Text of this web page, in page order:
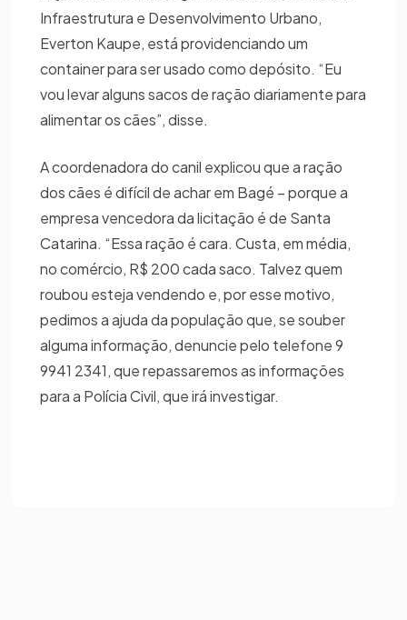
Infraestrutura e Desenvolvimento Urbano,
Everton Kaupe, está providenciando um
container para ser usado como depósito. “Eu
vou levar alguns sacos de ração diariamente para
alimentar os cães”, disse.
A coordenadora do canil explicou que a ração
dos cães é difícil de achar em Bagé – porque a
empresa vencedora da licitação é de Santa
Catarina. “Essa ração é cara. Custa, em média,
no comércio, R$ 200 cada saco. Talvez quem
roubou esteja vendendo e, por esse motivo,
pedimos a ajuda da população que, se souber
alguma informação, denuncie pelo telefone 9
9941 2341, que repassaremos as informações
para a Polícia Civil, que irá investigar.